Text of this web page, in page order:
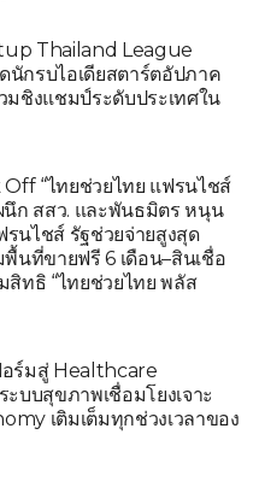
Thailand League
นักรบไอเดียสตาร์ตอัปภาค
มชิงแชมป์ระดับประเทศใน
“ไทยช่วยไทย แฟรนไชส์
นึก สสว. และพันธมิตร หนุน
นไชส์ รัฐช่วยจ่ายสูงสุด
นที่ขายฟรี 6 เดือน–สินเชื่อ
สิทธิ “ไทยช่วยไทย พลัส
ร์มสู่ Healthcare
ะบบสุขภาพเชื่อมโยงเจาะ
เติมเต็มทุกช่วงเวลาของ